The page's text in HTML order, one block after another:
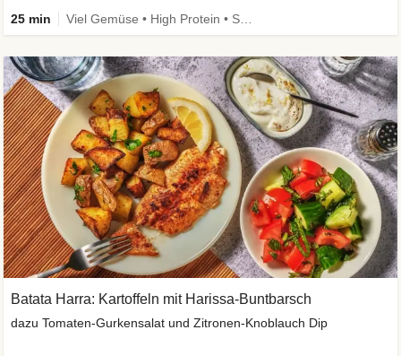
25 min
Batata Harra: Kartoffeln mit Harissa-Buntbarsch
dazu Tomaten-Gurkensalat und Zitronen-Knoblauch Dip